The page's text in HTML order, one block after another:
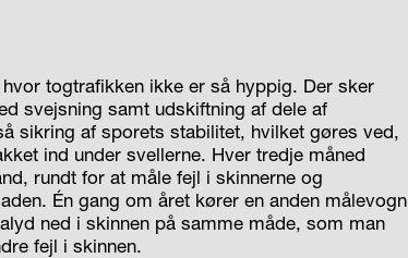
togtrafikken ikke er så hyppig. Der sker
svejsning samt udskiftning af dele af
sikring af sporets stabilitet, hvilket gøres ved,
ind under svellerne. Hver tredje måned
rundt for at måle fejl i skinnerne og
Én gang om året kører en anden målevogn
ned i skinnen på samme måde, som man
fejl i skinnen.